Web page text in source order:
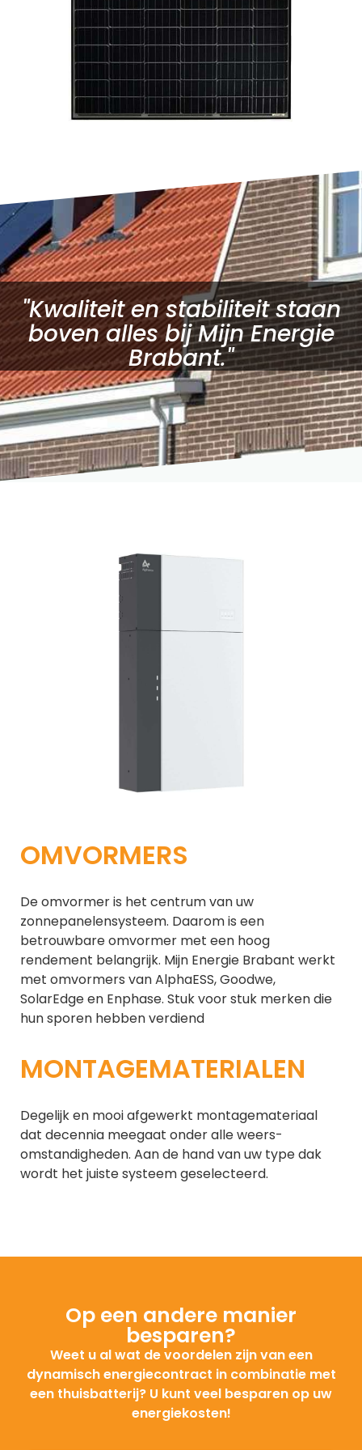
"Kwaliteit en stabiliteit staan
boven alles bij Mijn Energie
Brabant."
OMVORMERS
De omvormer is het centrum van uw
zonnepanelensysteem. Daarom is een
betrouwbare omvormer met een hoog
rendement belangrijk. Mijn Energie Brabant werkt
met omvormers van AlphaESS, Goodwe,
SolarEdge en Enphase. Stuk voor stuk merken die
hun sporen hebben verdiend
MONTAGEMATERIALEN
Degelijk en mooi afgewerkt montagemateriaal
dat decennia meegaat onder alle weers-
omstandigheden. Aan de hand van uw type dak
wordt het juiste systeem geselecteerd.
Op een andere manier
besparen?
Weet u al wat de voordelen zijn van een
dynamisch energiecontract in combinatie met
een thuisbatterij? U kunt veel besparen op uw
energiekosten!